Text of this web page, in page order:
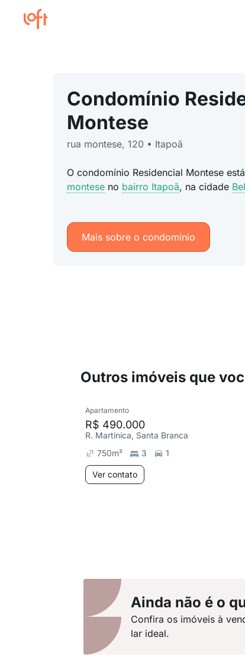
Condomínio
Montese
rua montese, 120 • Itapoã
O condomínio Residencial Montese
monteseno bairro Itapoã, na cidade
Mais sobre o condomínio
Outros imóveis que
Apartamento
R$ 490.000
R. Martinica, Santa Branca
750m² 3 1
Ver contato
Ainda não é o
Confira os imóveis à
lar ideal.